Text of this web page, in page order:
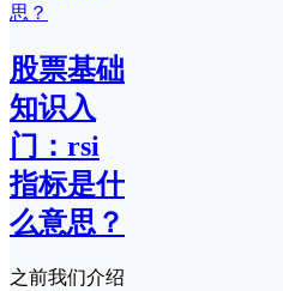
股票基础
知识入
门：rsi
指标是什
么意思？
之前我们介绍